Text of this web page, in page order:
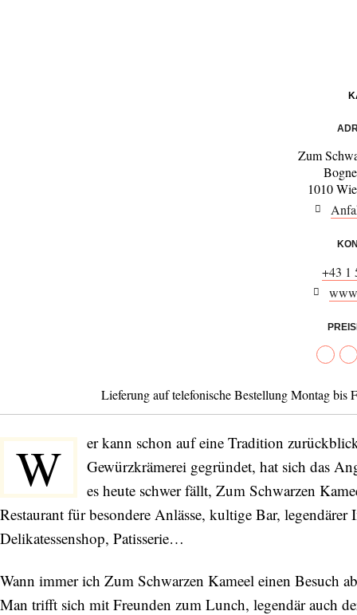
Zum
1010
+43 1
Lieferung auf telefonische Bestellung Montag bis
W
er kann schon auf eine Tradition
Gewürzkrämerei gegründet, hat sich das
es heute schwer fällt, Zum Schwarzen
Restaurant für besondere Anlässe, kultige Bar,
Delikatessenshop, Patisserie…
Wann immer ich Zum Schwarzen Kameel einen Besuch
Man trifft sich mit Freunden zum Lunch, legendär auch